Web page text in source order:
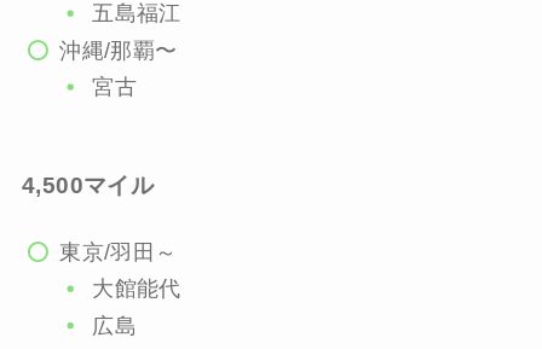
五島福江
沖縄/那覇〜
宮古
4,500マイル
東京/羽田～
大館能代
広島